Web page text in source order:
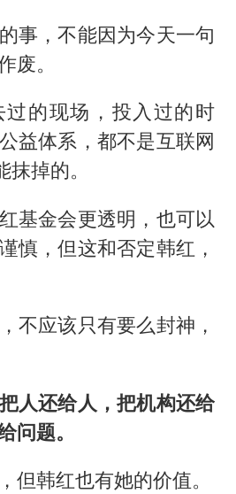
事，不能因为今天一句
废。
的现场，投入过的时
益体系，都不是互联网
抹掉的。
基金会更透明，也可以
慎，但这和否定韩红，
不应该只有要么封神，
人还给人，把机构还给
问题。
但韩红也有她的价值。